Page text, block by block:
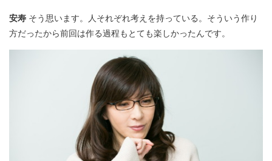
安寿 そう思います。人それぞれ考えを持っている。そういう作り
方だったから前回は作る過程もとても楽しかったんです。